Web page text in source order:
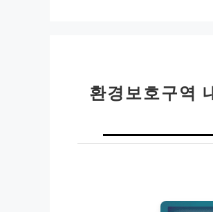
환경보호구역